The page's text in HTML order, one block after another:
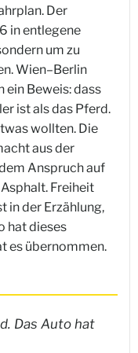
Der
in entlegene
um zu
Wien–Berlin
ein Beweis: dass
ist als das Pferd.
wollten. Die
aus der
Anspruch auf
Freiheit
in der Erzählung,
hat dieses
es übernommen.
Das Auto hat